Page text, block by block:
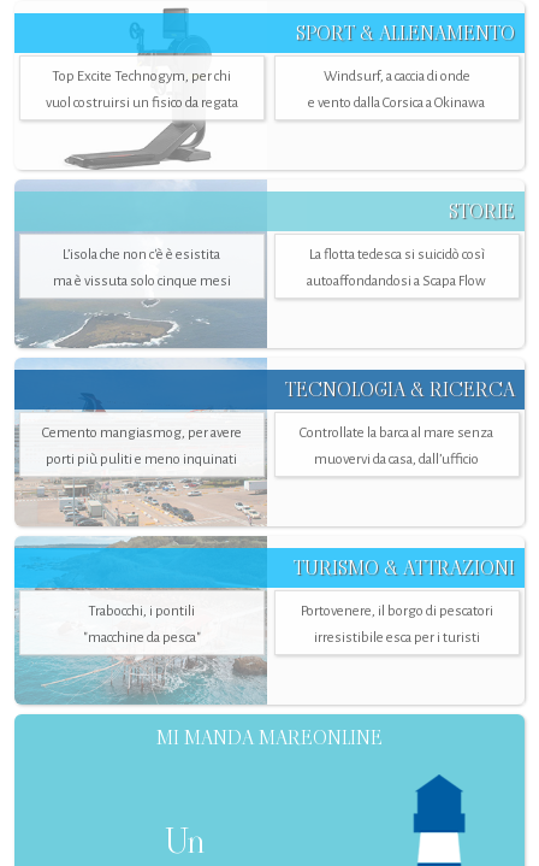
SPORT & ALLENAMENTO
Top Excite Technogym, per chi
vuol costruirsi un fisico da regata
Windsurf, a caccia di onde
e vento dalla Corsica a Okinawa
STORIE
L’isola che non c'è è esistita
ma è vissuta solo cinque mesi
La flotta tedesca si suicidò così
autoaffondandosi a Scapa Flow
TECNOLOGIA & RICERCA
Cemento mangiasmog, per avere
porti più puliti e meno inquinati
Controllate la barca al mare senza
muovervi da casa, dall’ufficio
TURISMO & ATTRAZIONI
Trabocchi, i pontili
"macchine da pesca"
Portovenere, il borgo di pescatori
irresistibile esca per i turisti
MI MANDA MAREONLINE
Un